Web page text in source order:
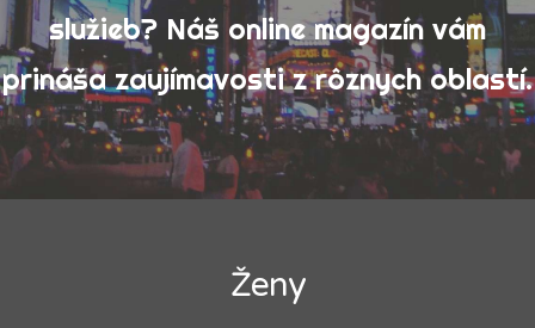
Výrobky
Zábava
Ženy
služieb? Náš online magazín vám
prináša zaujímavosti z rôznych oblastí.
Ženy